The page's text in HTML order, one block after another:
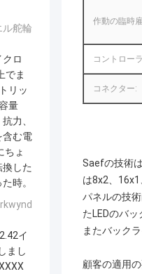
舵輪
ロ
でま
リッ
量
力、
含む電
ちょ
した
時。
イ
まし
作動の臨時
コントロー
コネクター:
Saefの技術
は8x2、
パネルの技
たLEDのバ
またバック
顧客の適用